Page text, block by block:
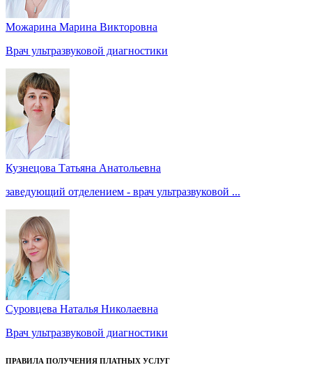
Можарина Марина Викторовна
Врач ультразвуковой диагностики
Кузнецова Татьяна Анатольевна
заведующий отделением - врач ультразвуковой ...
Суровцева Наталья Николаевна
Врач ультразвуковой диагностики
ПРАВИЛА ПОЛУЧЕНИЯ ПЛАТНЫХ УСЛУГ